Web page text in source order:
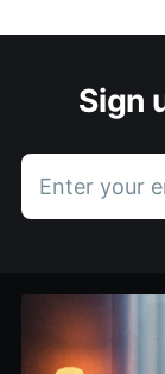
Sign
Enter your